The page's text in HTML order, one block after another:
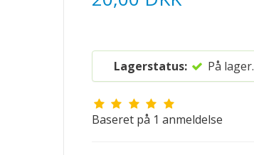
Lagerstatus: På lager.
Baseret på 1 anmeldelse